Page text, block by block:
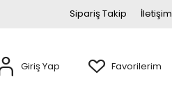
Sipariş Takip İletişim
Giriş Yap Favorilerim